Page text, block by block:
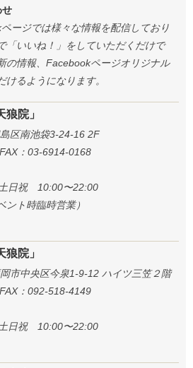
せ
ージでは様々な情報を配信しており
「いいね！」をしていただくだけで
の情報、Facebookページオリジナル
けるようになります。
院」
区南池袋3-24-16 2F
：03-6914-0168
日祝 10:00〜22:00
ント時臨時営業）
院」
市中央区今泉1-9-12 ハイツ三笠２階
：092-518-4149
日祝 10:00〜22:00